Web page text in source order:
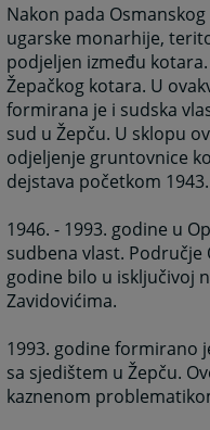
Nakon pada
ugarske monarhije,
podjeljen između
Žepačkog kotara. U
formirana je i sudska
sud u Žepču. U sklopu
odjeljenje gruntovnice
dejstava početkom
1946. - 1993. godine u
sudbena vlast. Područje
godine bilo u isključivoj
Zavidovićima.
1993. godine formirano
sa sjedištem u Žepču.
kaznenom